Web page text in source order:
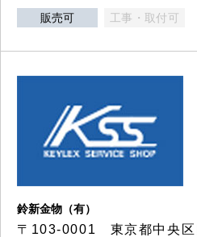
販売可 工事・取付可
鈴新金物（有）
〒103-0001 東京都中央区